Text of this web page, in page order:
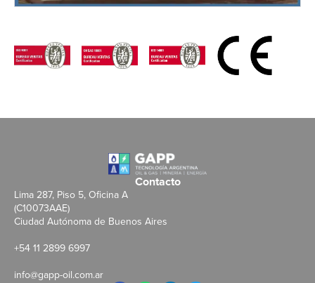
Contacto
Lima 287, Piso 5, Oficina A
(C10073AAE)
Ciudad Autónoma de Buenos Aires
+54 11 2899 6997
info@gapp-oil.com.ar